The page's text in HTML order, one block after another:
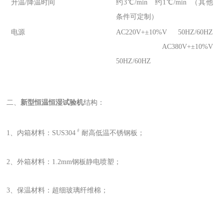
升温/降温时间
约3℃/min 约1℃/min （其他
条件可定制）
电源
AC220V+±10%V 50HZ/60HZ
AC380V+±10%V
50HZ/60HZ
二、 新型恒温恒湿试验机结构：
1、内箱材料：SUS304 ﹟ 耐高低温不锈钢板；
2、外箱材料：1.2mm钢板静电喷塑；
3、保温材料：超细玻璃纤维棉；